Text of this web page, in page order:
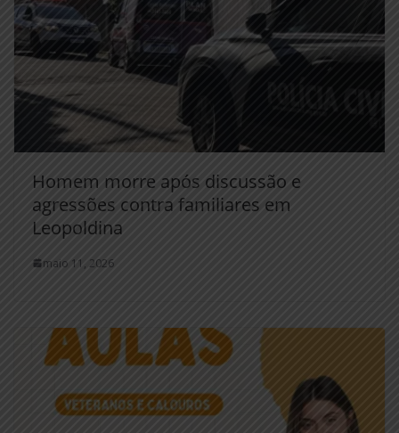
Homem morre após discussão e
agressões contra familiares em
Leopoldina
maio 11, 2026